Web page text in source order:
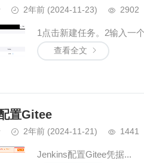
2年前 (2024-11-23) 2902
1点击新建任务。2输入一
查看全文
置Gitee
2年前 (2024-11-21) 1441
Jenkins配置Gitee凭据...